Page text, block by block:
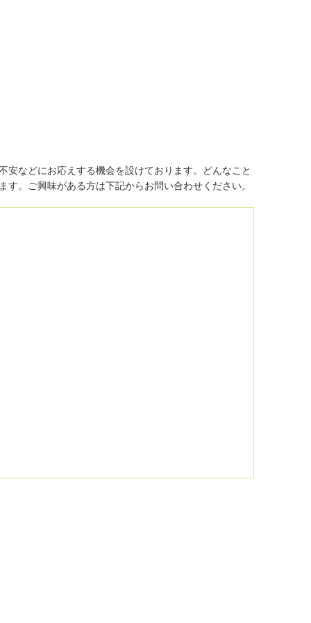
などにお応えする機会を設けております。どんなこと
。ご興味がある方は下記からお問い合わせください。